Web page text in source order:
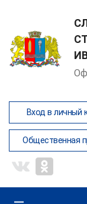
Вход в личный
Общественная